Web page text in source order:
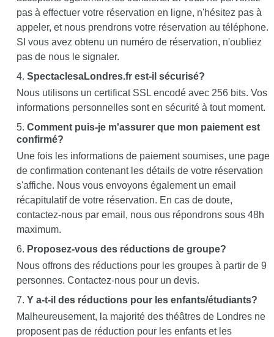
pas à effectuer votre réservation en ligne, n'hésitez pas à
appeler, et nous prendrons votre réservation au téléphone.
SI vous avez obtenu un numéro de réservation, n'oubliez
pas de nous le signaler.
SpectaclesaLondres.fr est-il sécurisé?
Nous utilisons un certificat SSL encodé avec 256 bits. Vos
informations personnelles sont en sécurité à tout moment.
Comment puis-je m'assurer que mon paiement est
confirmé?
Une fois les informations de paiement soumises, une page
de confirmation contenant les détails de votre réservation
s'affiche. Nous vous envoyons également un email
récapitulatif de votre réservation. En cas de doute,
contactez-nous par email, nous ous répondrons sous 48h
maximum.
Proposez-vous des réductions de groupe?
Nous offrons des réductions pour les groupes à partir de 9
personnes. Contactez-nous pour un devis.
Y a-t-il des réductions pour les enfants/étudiants?
Malheureusement, la majorité des théâtres de Londres ne
proposent pas de réduction pour les enfants et les